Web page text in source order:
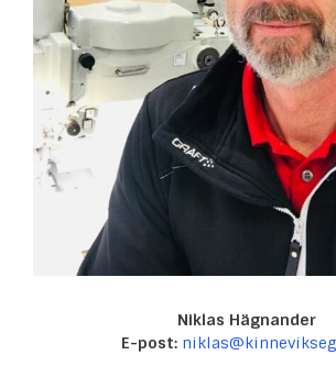
Niklas Hägnander
E-post: